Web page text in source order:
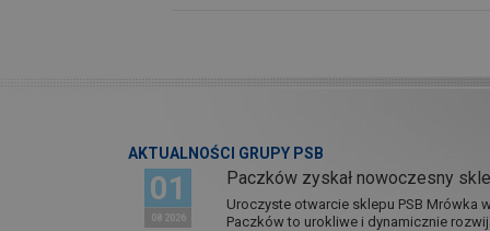
AKTUALNOŚCI GRUPY PSB
01
08 2026
Paczków zyskał nowoczesny
Uroczyste otwarcie sklepu PSB Mrówka
Paczków to urokliwe i dynamicznie